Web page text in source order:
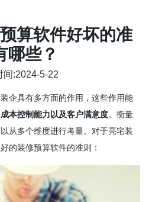
算软件好坏的准
哪些？
间:2024-5-22
企具有多方面的作用，这些作用能
本控制能力以及客户满意度。衡量
从多个维度进行考量。对于亮宅装
的装修预算软件的准则：